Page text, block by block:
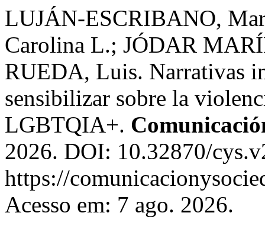
LUJÁN-ESCRIBANO,
Carolina L.; JÓDAR
RUEDA, Luis. Narrativas
sensibilizar sobre la
LGBTQIA+.
2026. DOI: 10.32870/
https://
Acesso em: 7 ago. 2026.